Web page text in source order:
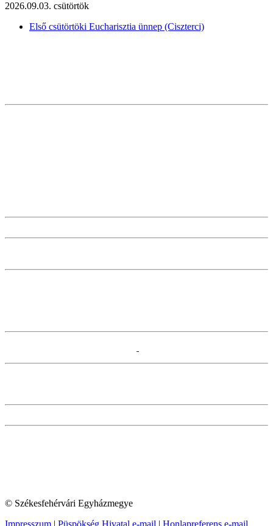
2026.09.03. csütörtök
Első csütörtöki Eucharisztia ünnep (Ciszterci)
© Székesfehérvári Egyházmegye